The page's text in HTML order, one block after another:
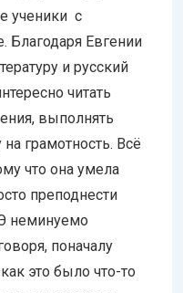
ученики с
Благодаря Евгении
и русский
читать
выполнять
грамотность. Всё
что она умела
преподнести
неминуемо
поначалу
это было что-то